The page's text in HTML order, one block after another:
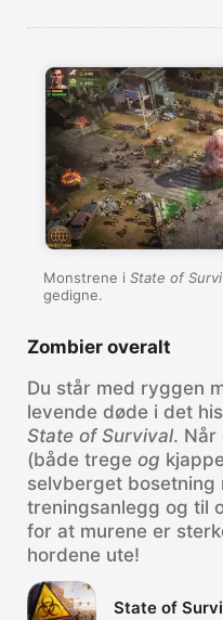
Monstrene i State of
gedigne.
Zombier overalt
Du står med ryggen
levende døde i det
State of Survival. Når
(både trege og
selvberget bosetning
treningsanlegg og til
for at murene er
hordene ute!
State of